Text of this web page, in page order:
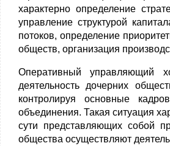
характерно определение
управление структурой
потоков, определение
обществ, организация
Оперативный управляющий
деятельность дочерних
контролируя основные
объединения. Такая ситуация
сути представляющих собой
общества осуществляют